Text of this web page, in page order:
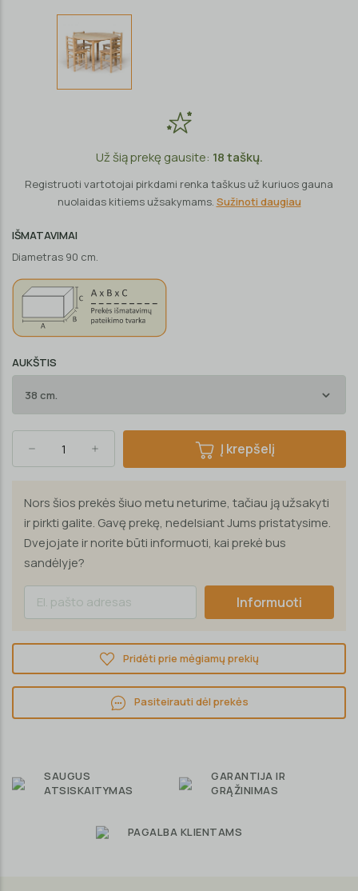
Už šią prekę gausite: 18taškų.
Registruoti vartotojai pirkdami renka taškus už kuriuos gauna
nuolaidas kitiems užsakymams. Sužinoti daugiau
IŠMATAVIMAI
Diametras 90 cm.
AUKŠTIS
Į krepšelį
Nors šios prekės šiuo metu neturime, tačiau ją užsakyti
ir pirkti galite. Gavę prekę, nedelsiant Jums pristatysime.
Dvejojate ir norite būti informuoti, kai prekė bus
sandėlyje?
Informuoti
Pridėti prie mėgiamų prekių
Pasiteirauti dėl prekės
SAUGUS
ATSISKAITYMAS
GARANTIJA IR
GRĄŽINIMAS
PAGALBA KLIENTAMS